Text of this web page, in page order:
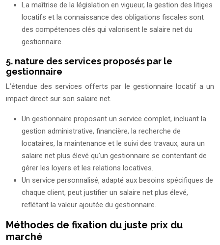
La maîtrise de la législation en vigueur, la gestion des litiges
locatifs et la connaissance des obligations fiscales sont
des compétences clés qui valorisent le salaire net du
gestionnaire.
5. nature des services proposés par le
gestionnaire
L’étendue des services offerts par le gestionnaire locatif a un
impact direct sur son salaire net.
Un gestionnaire proposant un service complet, incluant la
gestion administrative, financière, la recherche de
locataires, la maintenance et le suivi des travaux, aura un
salaire net plus élevé qu’un gestionnaire se contentant de
gérer les loyers et les relations locatives.
Un service personnalisé, adapté aux besoins spécifiques de
chaque client, peut justifier un salaire net plus élevé,
reflétant la valeur ajoutée du gestionnaire.
Méthodes de fixation du juste prix du
marché